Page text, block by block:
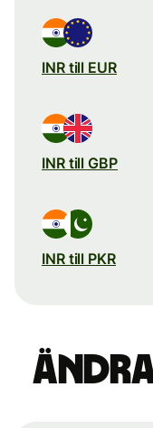
INR till EUR
INR till GBP
INR till PKR